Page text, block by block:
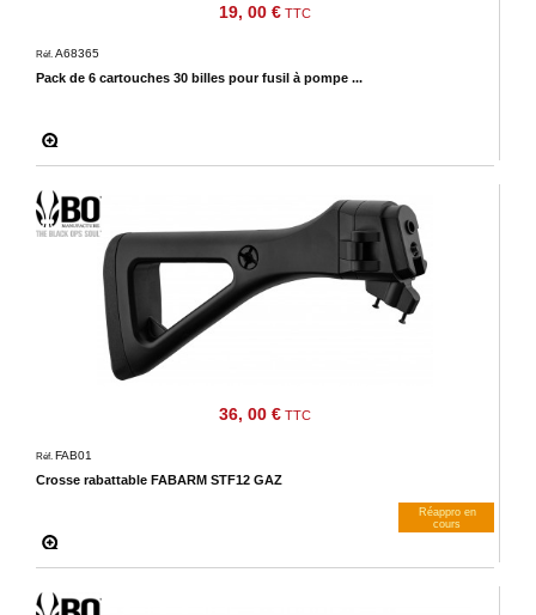
19, 00 € TTC
Pack de 6 cartouches 30 billes pour fusil à pompe ...
Réf. A68365
36, 00 € TTC
Crosse rabattable FABARM STF12 GAZ
Réf. FAB01
Réappro en
cours
M’avertir dès dispos